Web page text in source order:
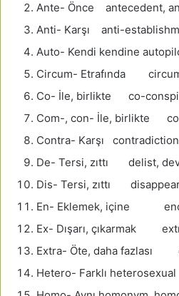
Ante- Önce antecedent,
Anti- Karşı anti-
Auto- Kendi kendine
Circum- Etrafında
Co- İle, birlikte co-
Com-, con- İle, birlikte
Contra- Karşı contradiction
De- Tersi, zıttı delist,
Dis- Tersi, zıttı
En- Eklemek, içine
Ex- Dışarı, çıkarmak
Extra- Öte, daha fazlası
Hetero- Farklı heterosexual